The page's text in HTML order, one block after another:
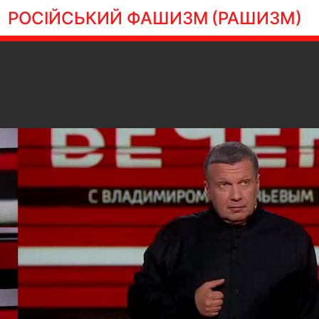
РОСІЙСЬКИЙ ФАШИЗМ (РАШИЗМ)